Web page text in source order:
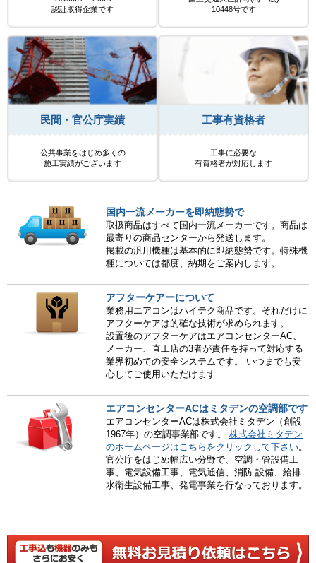
認証取得企業です
10448号です
民間・官公庁実績
公共事業をはじめ多くの
施工実績がございます
工事有資格者
工事に必要な
有資格者が対応します
国内一流メーカーを即納態勢で
取扱商品はすべて国内一流メーカーです。商品は
最寄りの商品センターから発送します。
掲載の汎用機種は基本的に即納態勢です。特殊機
種については都度、納期をご案内します。
アフターケアーについて
業務用エアコンはハイテク商品です。それだけに
アフターケアは的確な技術が求められます。
設置後のアフターケアはエアコンセンターAC、
メーカー、直工店の3者が責任を持って対応する
業界初めての安全システムです。 いつまでも安
心してご使用いただけます
エアコンセンターACはミタデンの空調部です
エアコンセンターACは株式会社ミタデン（創設
1967年）の空調事業部です。 株式会社ミタデン
のホームページはこちらをクリックして下さい。
官公庁をはじめ幅広い分野で、空調・管設備工
事、電気設備工事、電気通信、消防 設備、給排
水衛生設備工事、発電事業を行なっております。